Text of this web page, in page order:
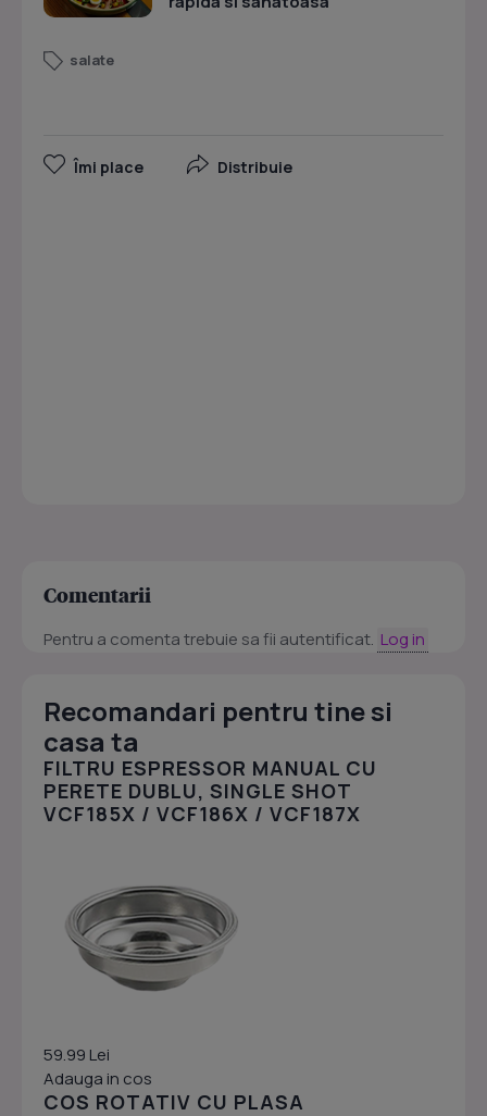
salate
Îmi place Distribuie
Comentarii
Pentru a comenta trebuie sa fii autentificat. Log in
Recomandari pentru tine si
casa ta
FILTRU ESPRESSOR MANUAL CU
PERETE DUBLU, SINGLE SHOT
VCF185X / VCF186X / VCF187X
59.99 Lei
Adauga in cos
COS ROTATIV CU PLASA